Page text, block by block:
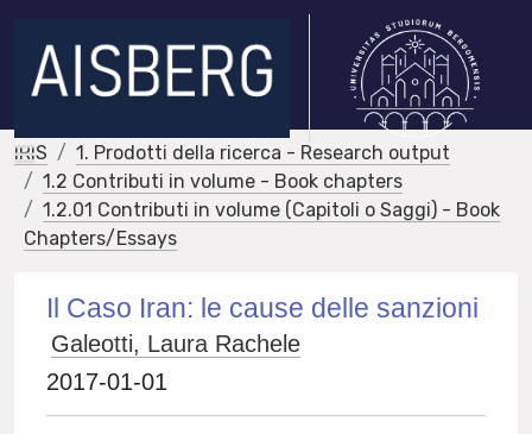
IRIS
1. Prodotti della ricerca - Research output
1.2 Contributi in volume - Book chapters
1.2.01 Contributi in volume (Capitoli o Saggi) - Book
Chapters/Essays
Il Caso Iran: le cause delle sanzioni
Galeotti, Laura Rachele
2017-01-01